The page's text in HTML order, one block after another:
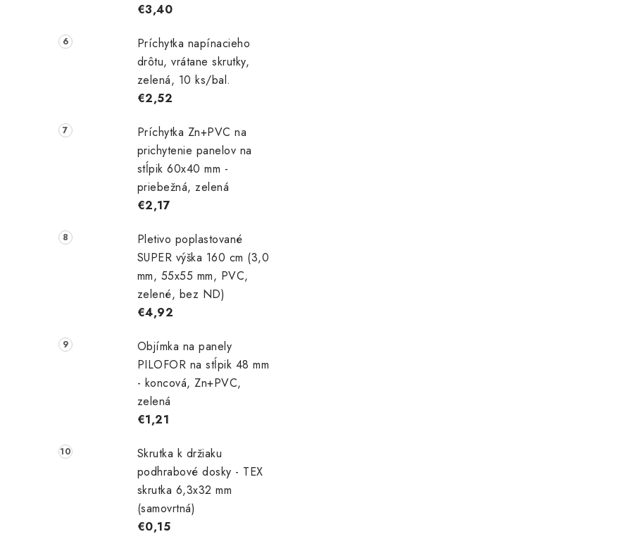
€3,40
Príchytka napínacieho
drôtu, vrátane skrutky,
zelená, 10 ks/bal.
€2,52
Príchytka Zn+PVC na
prichytenie panelov na
stĺpik 60x40 mm -
priebežná, zelená
€2,17
Pletivo poplastované
SUPER výška 160 cm (3,0
mm, 55x55 mm, PVC,
zelené, bez ND)
€4,92
Objímka na panely
PILOFOR na stĺpik 48 mm
- koncová, Zn+PVC,
zelená
€1,21
Skrutka k držiaku
podhrabové dosky - TEX
skrutka 6,3x32 mm
(samovrtná)
€0,15